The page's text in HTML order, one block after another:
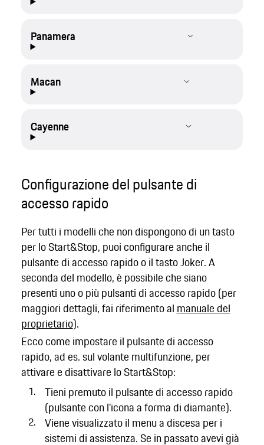
Panamera
Macan
Cayenne
Configurazione del pulsante di
accesso rapido
Per tutti i modelli che non dispongono di un tasto
per lo Start&Stop, puoi configurare anche il
pulsante di accesso rapido o il tasto Joker. A
seconda del modello, è possibile che siano
presenti uno o più pulsanti di accesso rapido (per
maggiori dettagli, fai riferimento al manuale del
proprietario).
Ecco come impostare il pulsante di accesso
rapido, ad es. sul volante multifunzione, per
attivare e disattivare lo Start&Stop:
Tieni premuto il pulsante di accesso rapido
(pulsante con l'icona a forma di diamante).
Viene visualizzato il menu a discesa per i
sistemi di assistenza. Se in passato avevi già